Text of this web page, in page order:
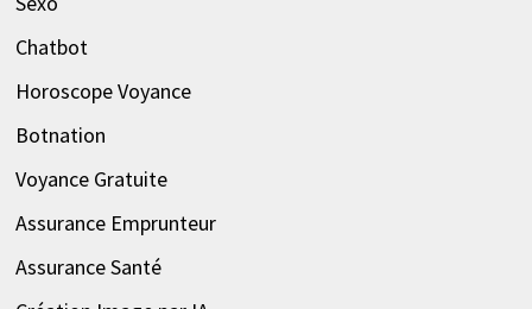
Chatbot
Horoscope Voyance
Botnation
Voyance Gratuite
Assurance Emprunteur
Assurance Santé